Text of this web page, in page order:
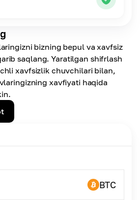
bizning bepul va xavfsiz
saqlang. Yaratilgan shifrlash
xavfsizlik chuvchilari bilan,
xavfiyati haqida
BTC